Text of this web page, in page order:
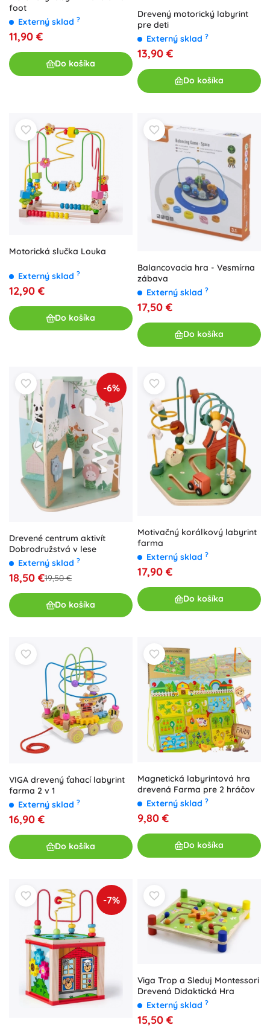
foot
Externý sklad ?
11,90 €
Do košíka
Drevený motorický labyrint
pre deti
Externý sklad ?
13,90 €
Do košíka
Motorická slučka Louka
Externý sklad ?
12,90 €
Do košíka
Balancovacia hra - Vesmírna
zábava
Externý sklad ?
17,50 €
Do košíka
-6%
Drevené centrum aktivít
Dobrodružstvá v lese
Externý sklad ?
18,50 €19,50 €
Do košíka
Motivačný korálkový labyrint
farma
Externý sklad ?
17,90 €
Do košíka
VIGA drevený ťahací labyrint
farma 2 v 1
Externý sklad ?
16,90 €
Do košíka
Magnetická labyrintová hra
drevená Farma pre 2 hráčov
Externý sklad ?
9,80 €
Do košíka
-7%
Viga Trop a Sleduj Montessori
Drevená Didaktická Hra
Externý sklad ?
15,50 €